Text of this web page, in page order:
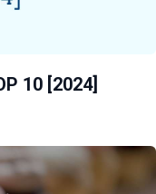
10 [2024]